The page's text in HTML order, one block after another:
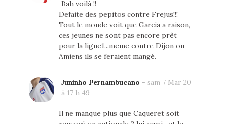
Bah voilà !!
Defaite des pepitos contre Frejus!!!
Tout le monde voit que Garcia a raison,
ces jeunes ne sont pas encore prêt
pour la ligue1...meme contre Dijon ou
Amiens ils se feraient mangé.
Juninho Pernambucano - sam 7 Mar 20
à 17 h 49
Il ne manque plus que Caqueret soit